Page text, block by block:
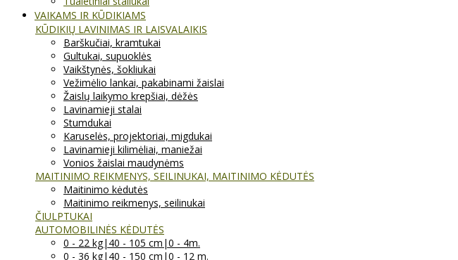
VAIKAMS IR KŪDIKIAMS
KŪDIKIŲ LAVINIMAS IR LAISVALAIKIS
Barškučiai, kramtukai
Gultukai, supuoklės
Vaikštynės, šokliukai
Vežimėlio lankai, pakabinami žaislai
Žaislų laikymo krepšiai, dėžės
Lavinamieji stalai
Stumdukai
Karuselės, projektoriai, migdukai
Lavinamieji kilimėliai, maniežai
Vonios žaislai maudynėms
MAITINIMO REIKMENYS, SEILINUKAI, MAITINIMO KĖDUTĖS
Maitinimo kėdutės
Maitinimo reikmenys, seilinukai
ČIULPTUKAI
AUTOMOBILINĖS KĖDUTĖS
0 - 22 kg|40 - 105 cm|0 - 4m.
0 - 36 kg|40 - 150 cm|0 - 12 m.